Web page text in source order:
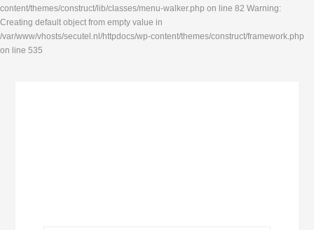
content/themes/construct/lib/classes/menu-walker.php on line 82 Warning:
Creating default object from empty value in
/var/www/vhosts/secutel.nl/httpdocs/wp-content/themes/construct/framework.php
on line 535